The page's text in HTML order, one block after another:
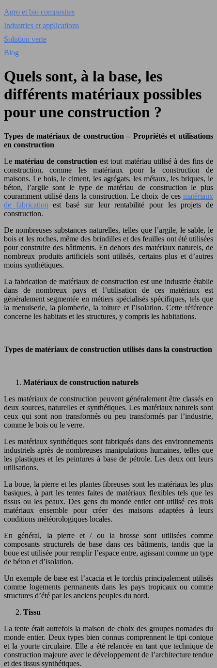
Agro et bio composites
Industries et applications
Solution verte
Blog
Quels sont, à la base, les
différents matériaux possibles
pour une construction ?
Types de matériaux de construction – Propriétés et utilisations
en construction
Lematériau de construction est tout matériau utilisé à des fins de
construction, comme les matériaux pour la construction de
maisons. Le bois, le ciment, les agrégats, les métaux, les briques, le
béton, l’argile sont le type de matériau de construction le plus
couramment utilisé dans la construction. Le choix de ces matériaux
de fabrication est basé sur leur rentabilité pour les projets de
construction.
De nombreuses substances naturelles, telles que l’argile, le sable, le
bois et les roches, même des brindilles et des feuilles ont été utilisées
pour construire des bâtiments. En dehors des matériaux naturels, de
nombreux produits artificiels sont utilisés, certains plus et d’autres
moins synthétiques.
La fabrication de matériaux de construction est une industrie établie
dans de nombreux pays et l’utilisation de ces matériaux est
généralement segmentée en métiers spécialisés spécifiques, tels que
la menuiserie, la plomberie, la toiture et l’isolation. Cette référence
concerne les habitats et les structures, y compris les habitations.
Types de matériaux de construction utilisés dans la construction
Matériaux de construction naturels
Les matériaux de construction peuvent généralement être classés en
deux sources, naturelles et synthétiques. Les matériaux naturels sont
ceux qui sont non transformés ou peu transformés par l’industrie,
comme le bois ou le verre.
Les matériaux synthétiques sont fabriqués dans des environnements
industriels après de nombreuses manipulations humaines, telles que
les plastiques et les peintures à base de pétrole. Les deux ont leurs
utilisations.
La boue, la pierre et les plantes fibreuses sont les matériaux les plus
basiques, à part les tentes faites de matériaux flexibles tels que les
tissus ou les peaux. Des gens du monde entier ont utilisé ces trois
matériaux ensemble pour créer des maisons adaptées à leurs
conditions météorologiques locales.
En général, la pierre et / ou la brosse sont utilisées comme
composants structurels de base dans ces bâtiments, tandis que la
boue est utilisée pour remplir l’espace entre, agissant comme un type
de béton et d’isolation.
Un exemple de base est l’acacia et le torchis principalement utilisés
comme logements permanents dans les pays tropicaux ou comme
structures d’été par les anciens peuples du nord.
Tissu
La tente était autrefois la maison de choix des groupes nomades du
monde entier. Deux types bien connus comprennent le tipi conique
et la yourte circulaire. Elle a été relancée en tant que technique de
construction majeure avec le développement de l’architecture tendue
et des tissus synthétiques.